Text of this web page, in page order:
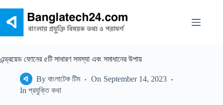
content
এন্ড্রয়েড ফোনের ৫টি সাধারণ সমস্যা এবং সমাধানের উপায়
By বাংলাটেক টিম On September 14, 2023
In প্রযুক্তি কথা